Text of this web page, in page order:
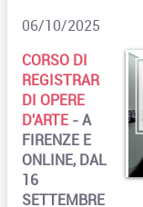
06/10/2025
CORSO DI
REGISTRAR
DI OPERE
D'ARTE - A
FIRENZE E
ONLINE, DAL
16
SETTEMBRE